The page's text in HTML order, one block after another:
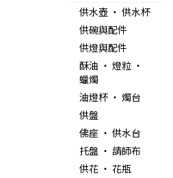
供水壺 ‧ 供水杯
供碗與配件
供燈與配件
酥油 ‧ 燈粒 ‧
蠟燭
油燈杯 ‧ 燭台
供盤
佛座 ‧ 供水台
托盤 ‧ 請師布
供花 ‧ 花瓶